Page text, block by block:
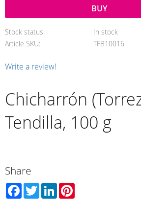
BUY
Stock status
In stock
Article SKU
TFB10016
Write a review!
Chicharrón
Tendilla, 100 g
Share
Facebook
TwitterLinkedIn